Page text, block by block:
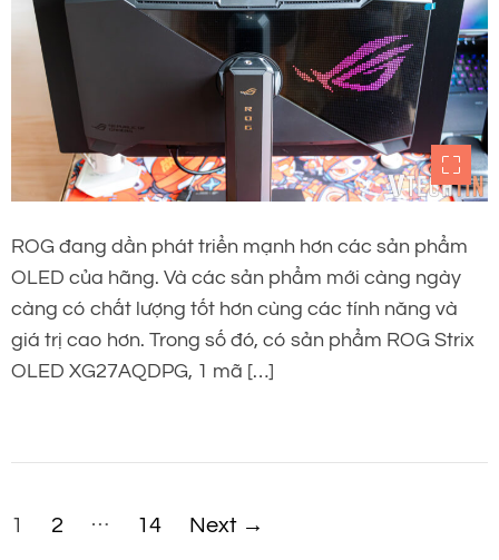
ROG đang dần phát triển mạnh hơn các sản phẩm
OLED của hãng. Và các sản phẩm mới càng ngày
càng có chất lượng tốt hơn cùng các tính năng và
giá trị cao hơn. Trong số đó, có sản phẩm ROG Strix
OLED XG27AQDPG, 1 mã […]
P
1 2 … 14 Next →